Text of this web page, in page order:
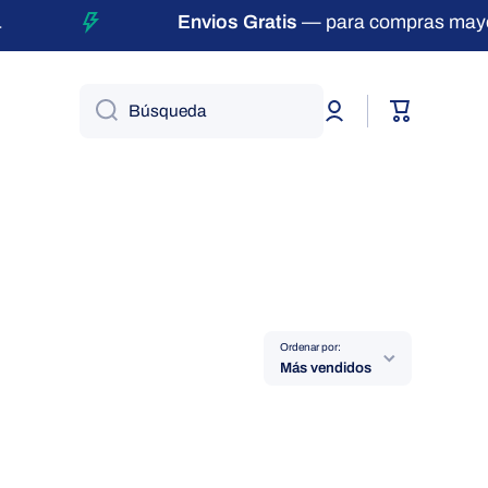
Envios Gratis— para compras
Búsqueda
Iniciar
sesión
Carrito
Ordenar por:
Más vendidos